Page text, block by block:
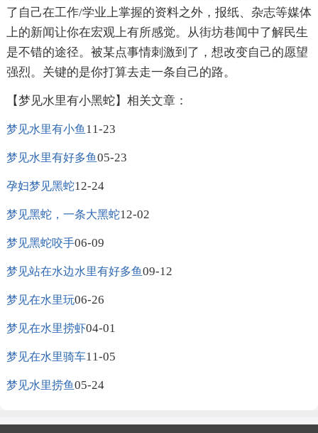
了自己在工作/学业上掌握的资料之外，报纸、杂志等媒体
上的新闻让你在宏观上有所感觉。从街坊巷闻中了解民生
是不错的途径。被某点事情刺激到了，想改变自己的愿望
强烈。关键的是你打算去走一条自己的路。
【梦见水里有小黑蛇】相关文章：
梦见水里有小鱼 11-23
梦见水里有好多鱼05-23
孕妇梦见黑蛇12-24
梦见黑蛇，一条大黑蛇12-02
梦见黑蛇咬手06-09
梦见站在水边水里有好多鱼09-12
梦见在水里玩06-26
梦见在水里捞虾04-01
梦见在水里骑车11-05
梦见水里捞鱼05-24